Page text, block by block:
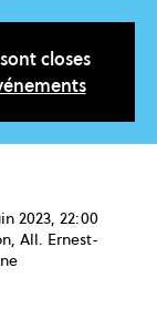
closes
2023, 22:00
All. Ernest-